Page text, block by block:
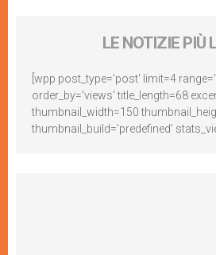
LE NOTIZIE PIÙ
[wpp post_type='post' limit=4
order_by='views' title_length=68
thumbnail_width=150
thumbnail_build='predefined'